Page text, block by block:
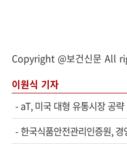
Copyright @보건신문 All
이원식 기자
- aT, 미국 대형 유통시장 공략
- 한국식품안전관리인증원,